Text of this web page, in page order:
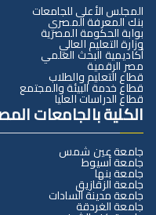
المجلس الأعلى للجامعات
بنك المعرفة المصري
بوابة الحكومة المصرية
وزارة التعليم العالي
أكاديمية البحث العلمي
مصر الرقمية
قطاع التعليم والطلاب
قطاع خدمة البيئة والمجتمع
قطاع الدراسات العليا
الكلية بالجامعات
جامعة عين شمس
جامعة أسيوط
جامعة بنها
جامعة الزقازيق
جامعة مدينة السادات
جامعة الغردقة